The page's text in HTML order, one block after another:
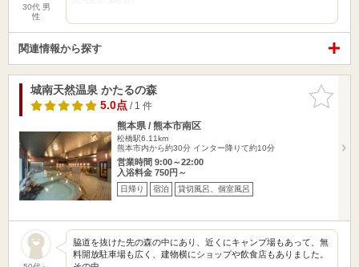
30代 男
性
関連情報から探す
お気に入
りに追加
城南天然温泉 かたるの森
5.0点/ 1 件
熊本県 / 熊本市南区
松橋駅6.11km
熊本市内から約30分 インター降りて約10分
営業時間 9:00～22:00
入浴料金 750円～
日帰り 宿泊 貸切風呂、個室風呂
脇道を抜けた先の森の中にあり、近くにキャンプ場もあって、無
料開放駐車場も広く、建物横にショップや飲食店もありました。